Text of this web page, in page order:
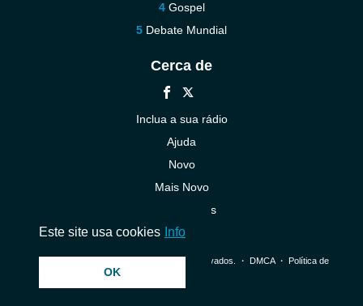
Gospel
Debate Mundial
Cerca de
Inclua a sua rádio
Ajuda
Novo
Mais Novo
Contacte-nos
© 2026 InstantAudio. Todos os direitos reservados. ・ DMCA・ Política de
Este site usa cookies Info
OK